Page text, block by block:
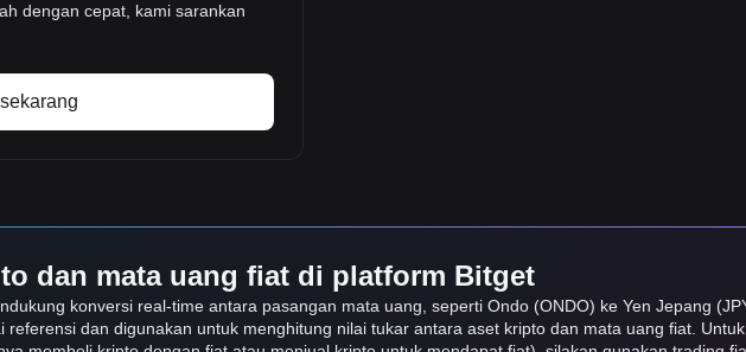
dengan cepat, kami sarankan
dan mata uang fiat di platform Bitget
konversi real-time antara pasangan mata uang, seperti Ondo (ONDO) ke Yen Jepang
referensi dan digunakan untuk menghitung nilai tukar antara aset kripto dan mata uang fiat.